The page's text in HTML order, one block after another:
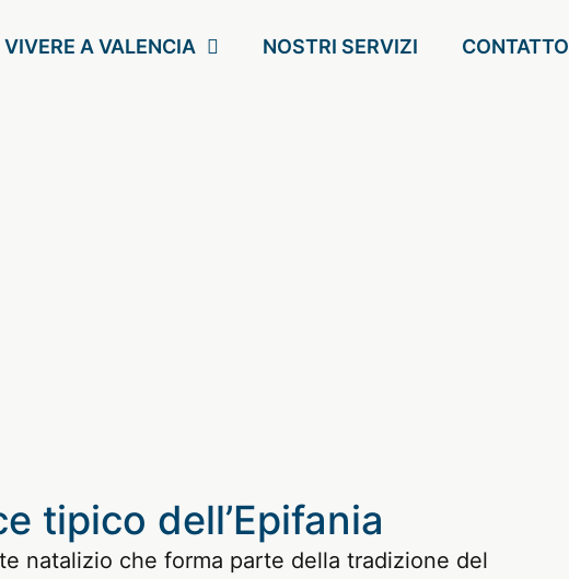
VIVERE A VALENCIA NOSTRI SERVIZI CONTATTO
tipico dell’Epifania
natalizio che forma parte della tradizione del